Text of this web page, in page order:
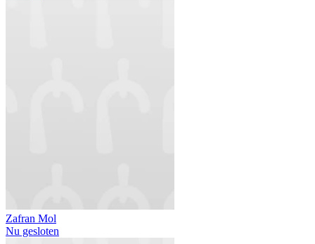
Zafran Mol
Nu gesloten